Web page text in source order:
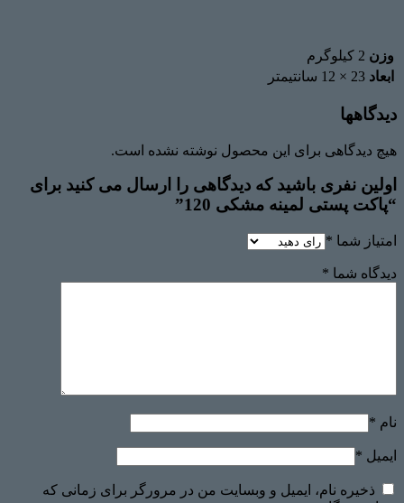
وزن 2 کیلوگرم
ابعاد 23 × 12 سانتیمتر
دیدگاهها
هیچ دیدگاهی برای این محصول نوشته نشده است.
اولین نفری باشید که دیدگاهی را ارسال می کنید برای
“پاکت پستی لمینه مشکی 120”
امتیاز شما *
دیدگاه شما *
نام *
ایمیل *
ذخیره نام، ایمیل و وبسایت من در مرورگر برای زمانی که